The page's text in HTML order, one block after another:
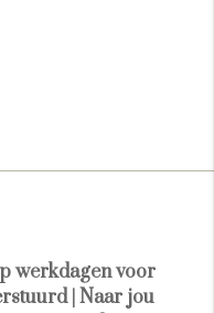
werkdagen voor
| Naar jou